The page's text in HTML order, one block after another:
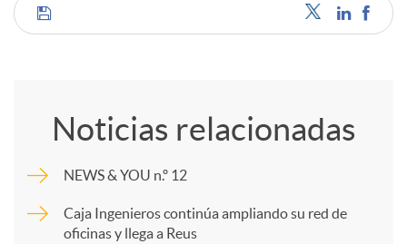
C
m
p
Noticias relacionadas
NEWS & YOU n.º 12
Caja Ingenieros continúa ampliando su red de
oficinas y llega a Reus